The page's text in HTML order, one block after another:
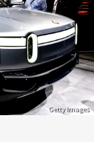
Getty Images